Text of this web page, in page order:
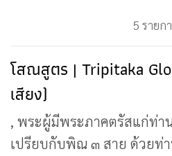
5 รายก
โสณสูตร | Tripitaka
เสียง)
, พระผู้มีพระภาคตรัสแก่ท่า
เปรียบกับพิณ ๓ สาย ด้วยท่